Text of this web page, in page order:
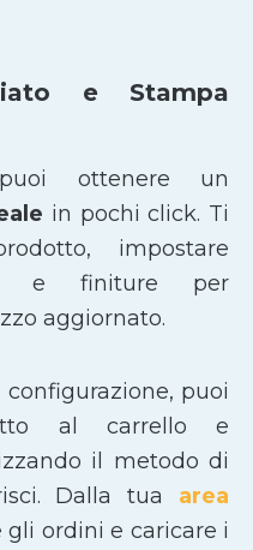
e Stampa
ottenere un
in pochi click. Ti
impostare
e finiture per
aggiornato.
puoi
al carrello e
il metodo di
Dalla tua area
gli ordini e caricare i